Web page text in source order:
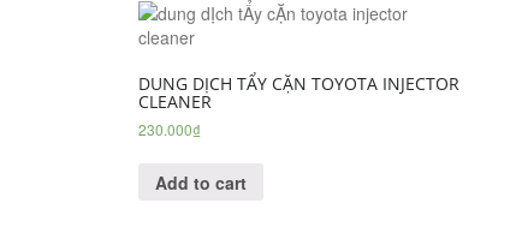
DUNG DỊCH TẨY CẶN TOYOTA INJECTOR
CLEANER
230.000₫
Add to cart